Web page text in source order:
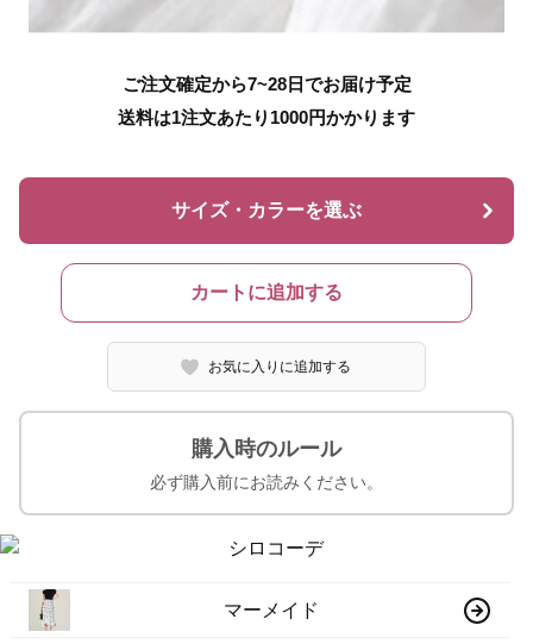
ご注文確定から7~28日でお届け予定
送料は1注文あたり 1000円かかります
サイズ・カラーを選ぶ
カートに追加する
お気に入りに追加する
購入時のルール
必ず購入前にお読みください。
マーメイド